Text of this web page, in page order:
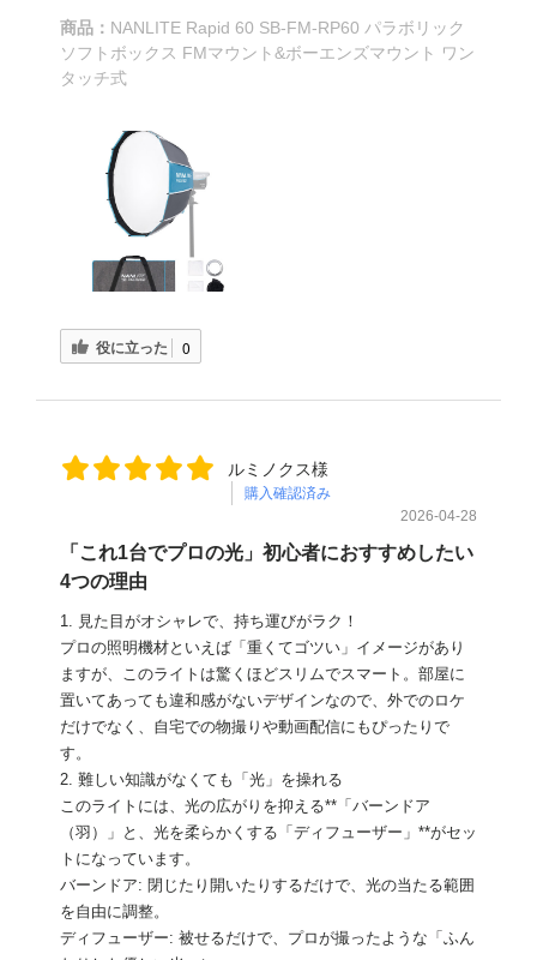
商品： NANLITE Rapid 60 SB-FM-RP60 パラボリック
ソフトボックス FMマウント&ボーエンズマウント ワン
タッチ式
役に立った 0
ルミノクス様
購入確認済み
2026-04-28
「これ1台でプロの光」初心者におすすめしたい
4つの理由
​1. 見た目がオシャレで、持ち運びがラク！
​プロの照明機材といえば「重くてゴツい」イメージがあり
ますが、このライトは驚くほどスリムでスマート。部屋に
置いてあっても違和感がないデザインなので、外でのロケ
だけでなく、自宅での物撮りや動画配信にもぴったりで
す。
​2. 難しい知識がなくても「光」を操れる
​このライトには、光の広がりを抑える**「バーンドア
（羽）」と、光を柔らかくする「ディフューザー」**がセッ
トになっています。
​バーンドア: 閉じたり開いたりするだけで、光の当たる範囲
を自由に調整。
​ディフューザー: 被せるだけで、プロが撮ったような「ふん